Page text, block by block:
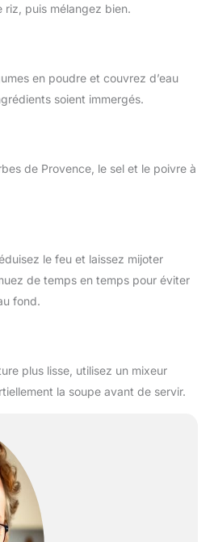
riz, puis mélangez bien.
en poudre et couvrez d’eau
soient immergés.
de Provence, le sel et le poivre à
le feu et laissez mijoter
de temps en temps pour éviter
fond.
plus lisse, utilisez un mixeur
la soupe avant de servir.